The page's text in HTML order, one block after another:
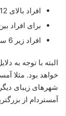
افراد بالای 12 سال: 80 یورو
برای افراد بین 12-6 سال: 40
افراد زیر 6 سال نیاز به پرداخت هزینه نیست
البته با توجه به
خواهد بود. مثلا
شهرهای زیبای
آمستردام از